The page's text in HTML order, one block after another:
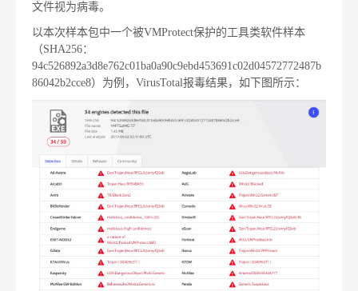
文件视为病毒。
以本次样本包中一个被VMProtect保护的工具类软件样本
（SHA256：
94c526892a3d8e762c01ba0a90c9ebd453691c02d04572772487b
86042b2cce8）为例，VirusTotal报毒结果，如下图所示：